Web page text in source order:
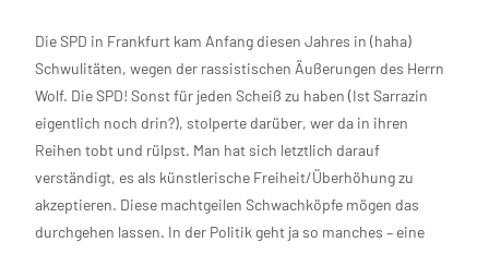
Die SPD in Frankfurt kam Anfang diesen Jahres in (haha)
Schwulitäten, wegen der rassistischen Äußerungen des Herrn
Wolf. Die SPD! Sonst für jeden Scheiß zu haben (Ist Sarrazin
eigentlich noch drin?), stolperte darüber, wer da in ihren
Reihen tobt und rülpst. Man hat sich letztlich darauf
verständigt, es als künstlerische Freiheit/Überhöhung zu
akzeptieren. Diese machtgeilen Schwachköpfe mögen das
durchgehen lassen. In der Politik geht ja so manches – eine